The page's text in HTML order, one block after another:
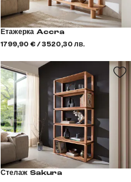
Етажерка Accra
1799,90 € / 3520,30 лв.
Стелаж Sakura